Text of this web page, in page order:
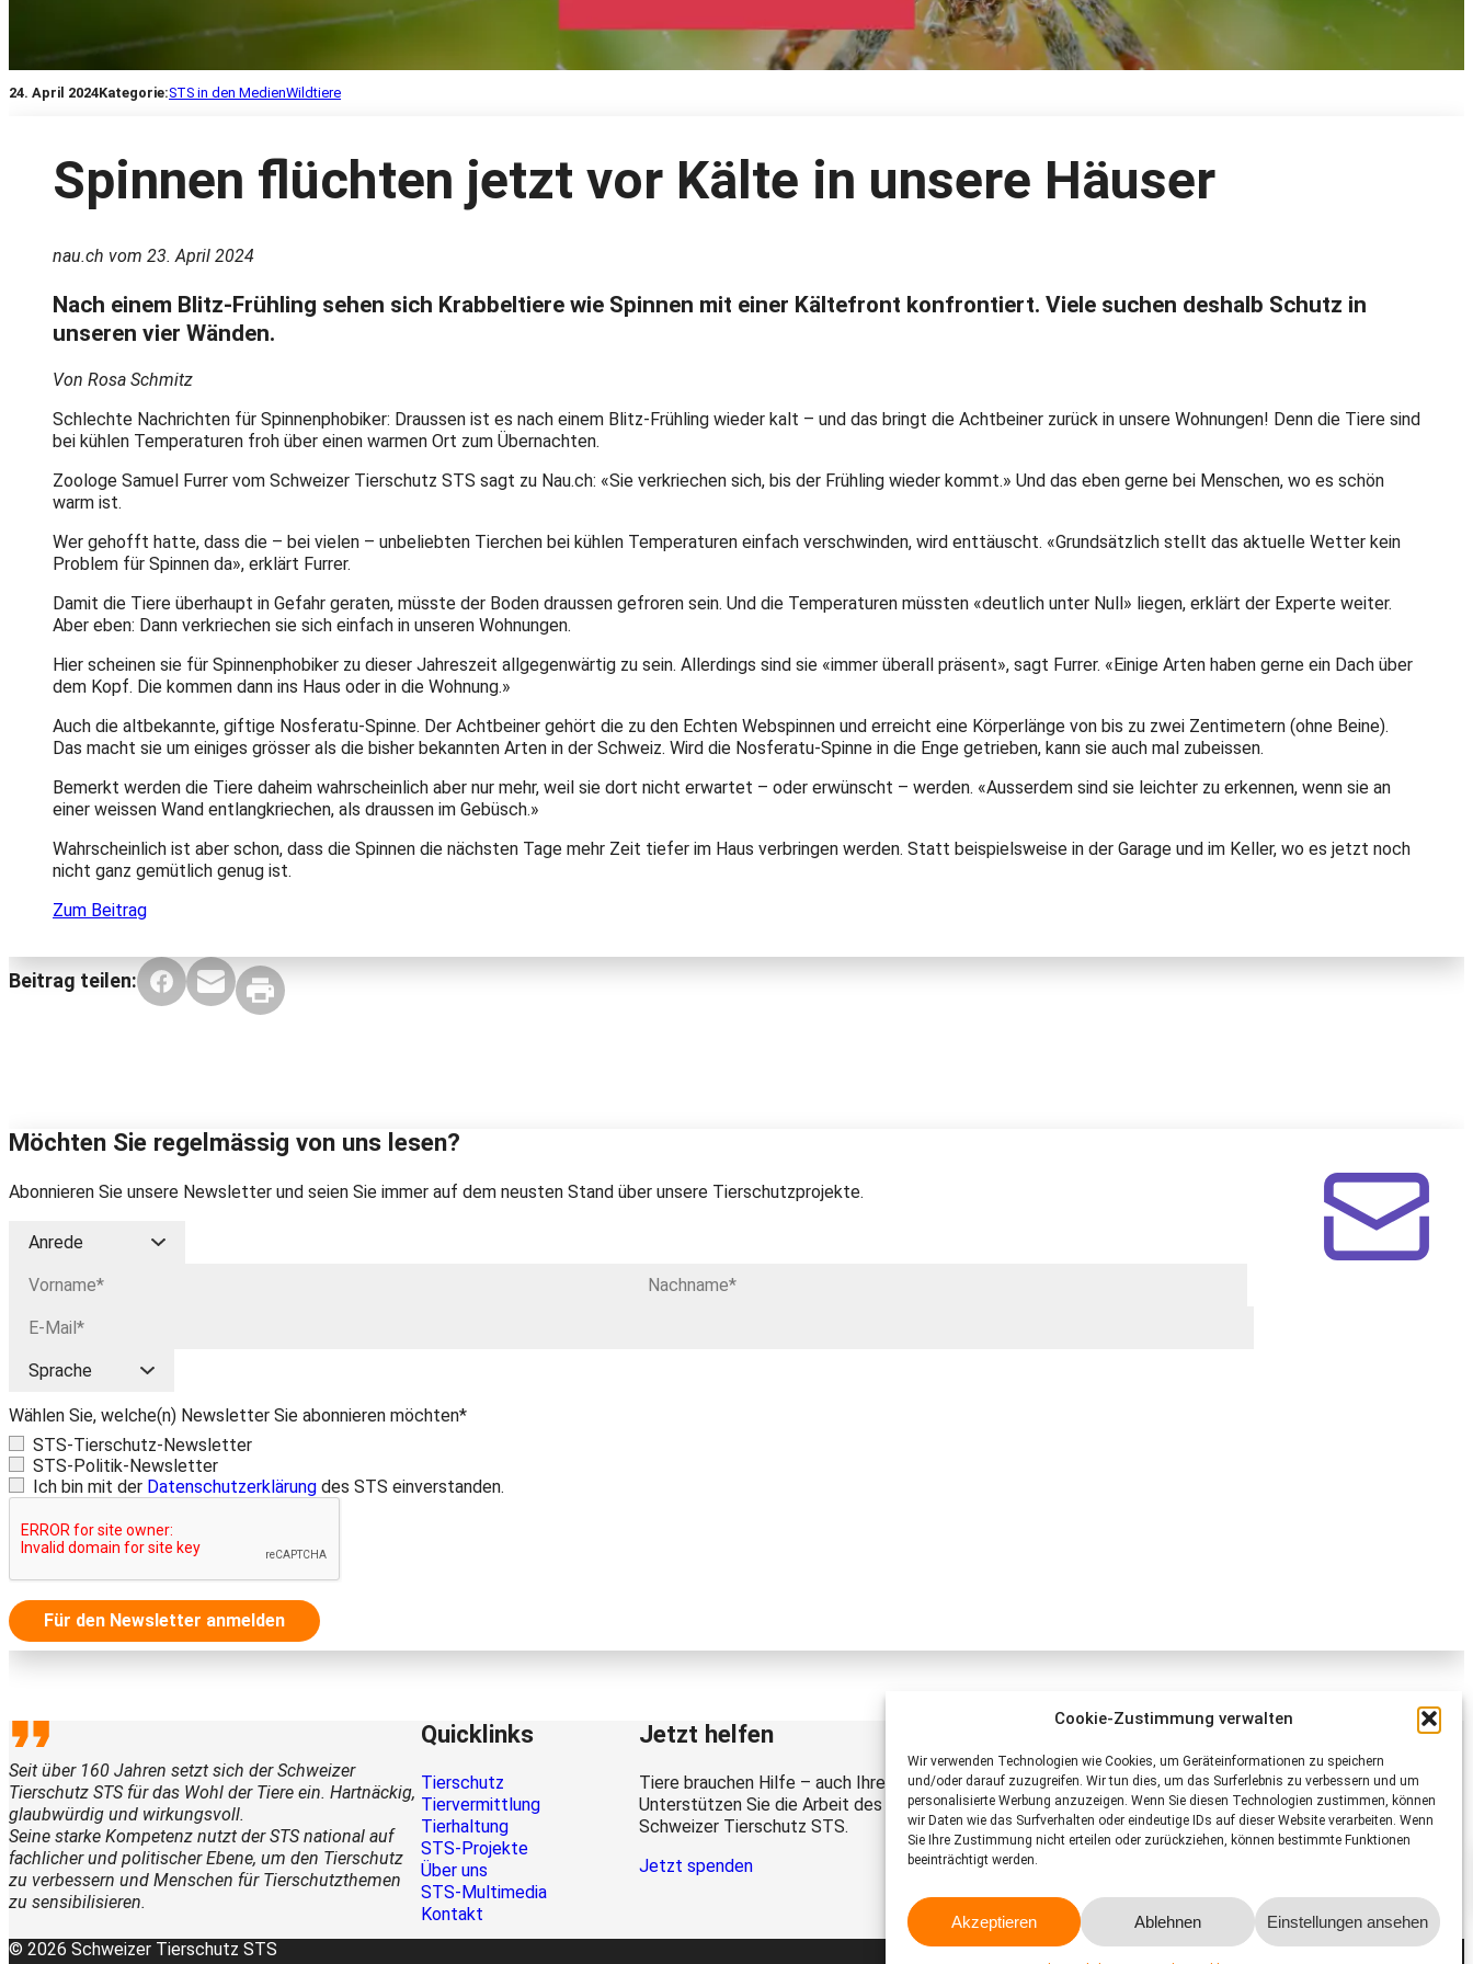
Cookie-Zustimmung verwalten
Wir verwenden Technologien wie Cookies, um Geräteinformationen zu speichern
und/oder darauf zuzugreifen. Wir tun dies, um das Surferlebnis zu verbessern und um
personalisierte Werbung anzuzeigen. Wenn Sie diesen Technologien zustimmen, können
wir Daten wie das Surfverhalten oder eindeutige IDs auf dieser Website verarbeiten. Wenn
Sie Ihre Zustimmung nicht erteilen oder zurückziehen, können bestimmte Funktionen
beeinträchtigt werden.
Akzeptieren Ablehnen Einstellungen ansehen
24. April 2024Kategorie:STS in den MedienWildtiere
Spinnen flüchten jetzt vor Kälte in unsere Häuser
nau.ch vom 23. April 2024
Nach einem Blitz-Frühling sehen sich Krabbeltiere wie Spinnen mit einer Kältefront konfrontiert. Viele suchen deshalb Schutz in
unseren vier Wänden.
Von Rosa Schmitz
Schlechte Nachrichten für Spinnenphobiker: Draussen ist es nach einem Blitz-Frühling wieder kalt – und das bringt die Achtbeiner zurück in unsere Wohnungen! Denn die Tiere sind
bei kühlen Temperaturen froh über einen warmen Ort zum Übernachten.
Zoologe Samuel Furrer vom Schweizer Tierschutz STS sagt zu Nau.ch: «Sie verkriechen sich, bis der Frühling wieder kommt.» Und das eben gerne bei Menschen, wo es schön
warm ist.
Wer gehofft hatte, dass die – bei vielen – unbeliebten Tierchen bei kühlen Temperaturen einfach verschwinden, wird enttäuscht. «Grundsätzlich stellt das aktuelle Wetter kein
Problem für Spinnen da», erklärt Furrer.
Damit die Tiere überhaupt in Gefahr geraten, müsste der Boden draussen gefroren sein. Und die Temperaturen müssten «deutlich unter Null» liegen, erklärt der Experte weiter.
Aber eben: Dann verkriechen sie sich einfach in unseren Wohnungen.
Hier scheinen sie für Spinnenphobiker zu dieser Jahreszeit allgegenwärtig zu sein. Allerdings sind sie «immer überall präsent», sagt Furrer. «Einige Arten haben gerne ein Dach über
dem Kopf. Die kommen dann ins Haus oder in die Wohnung.»
Auch die altbekannte, giftige Nosferatu-Spinne. Der Achtbeiner gehört die zu den Echten Webspinnen und erreicht eine Körperlänge von bis zu zwei Zentimetern (ohne Beine).
Das macht sie um einiges grösser als die bisher bekannten Arten in der Schweiz. Wird die Nosferatu-Spinne in die Enge getrieben, kann sie auch mal zubeissen.
Bemerkt werden die Tiere daheim wahrscheinlich aber nur mehr, weil sie dort nicht erwartet – oder erwünscht – werden. «Ausserdem sind sie leichter zu erkennen, wenn sie an
einer weissen Wand entlangkriechen, als draussen im Gebüsch.»
Wahrscheinlich ist aber schon, dass die Spinnen die nächsten Tage mehr Zeit tiefer im Haus verbringen werden. Statt beispielsweise in der Garage und im Keller, wo es jetzt noch
nicht ganz gemütlich genug ist.
Zum Beitrag
Beitrag teilen:
Möchten Sie regelmässig von uns lesen?
Abonnieren Sie unsere Newsletter und seien Sie immer auf dem neusten Stand über unsere Tierschutzprojekte.
Wählen Sie, welche(n) Newsletter Sie abonnieren möchten*
STS-Tierschutz-Newsletter
STS-Politik-Newsletter
Ich bin mit der Datenschutzerklärung des STS einverstanden.
Für den Newsletter anmelden
Seit über 160 Jahren setzt sich der Schweizer
Tierschutz STS für das Wohl der Tiere ein. Hartnäckig,
glaubwürdig und wirkungsvoll.
Seine starke Kompetenz nutzt der STS national auf
fachlicher und politischer Ebene, um den Tierschutz
zu verbessern und Menschen für Tierschutzthemen
zu sensibilisieren.
Quicklinks
Tierschutz
Tiervermittlung
Tierhaltung
STS-Projekte
Über uns
STS-Multimedia
Kontakt
Jetzt helfen
Tiere brauchen Hilfe – auch Ihre.
Unterstützen Sie die Arbeit des
Schweizer Tierschutz STS.
Jetzt spenden
Schweizer Tierschutz STS
Dornacherstrasse 101
CH-4053 Basel
Telefon 058 510 64 00
Instagram LinkedIn
© 2026 Schweizer Tierschutz STS Impressum